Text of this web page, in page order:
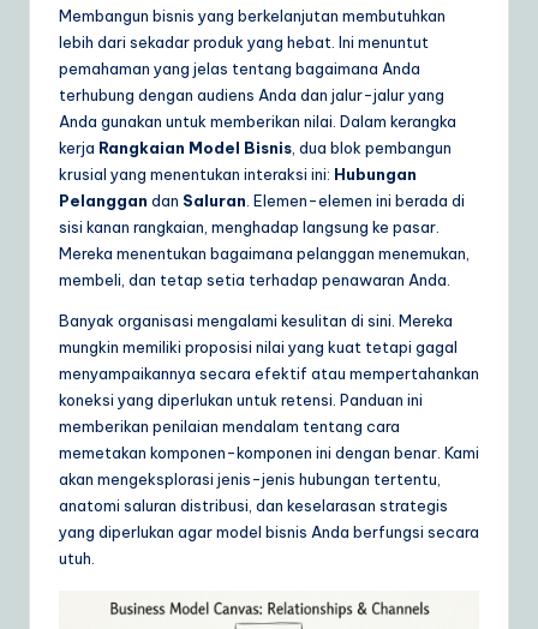
Y
D
ai
ly
G
ui
d
Membangun bisnis yang berkelanjutan membutuhkan
lebih dari sekadar produk yang hebat. Ini menuntut
pemahaman yang jelas tentang bagaimana Anda
terhubung dengan audiens Anda dan jalur-jalur yang
Anda gunakan untuk memberikan nilai. Dalam kerangka
kerja Rangkaian Model Bisnis , dua blok pembangun
krusial yang menentukan interaksi ini: Hubungan
Pelanggan dan Saluran . Elemen-elemen ini berada di
sisi kanan rangkaian, menghadap langsung ke pasar.
Mereka menentukan bagaimana pelanggan menemukan,
membeli, dan tetap setia terhadap penawaran Anda.
Banyak organisasi mengalami kesulitan di sini. Mereka
mungkin memiliki proposisi nilai yang kuat tetapi gagal
menyampaikannya secara efektif atau mempertahankan
koneksi yang diperlukan untuk retensi. Panduan ini
memberikan penilaian mendalam tentang cara
memetakan komponen-komponen ini dengan benar. Kami
akan mengeksplorasi jenis-jenis hubungan tertentu,
anatomi saluran distribusi, dan keselarasan strategis
yang diperlukan agar model bisnis Anda berfungsi secara
utuh.